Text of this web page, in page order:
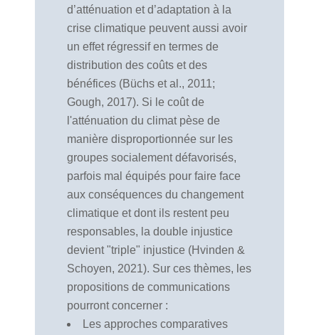
d’atténuation et d’adaptation à la
crise climatique peuvent aussi avoir
un effet régressif en termes de
distribution des coûts et des
bénéfices (Büchs et al., 2011;
Gough, 2017). Si le coût de
l'atténuation du climat pèse de
manière disproportionnée sur les
groupes socialement défavorisés,
parfois mal équipés pour faire face
aux conséquences du changement
climatique et dont ils restent peu
responsables, la double injustice
devient "triple" injustice (Hvinden &
Schoyen, 2021). Sur ces thèmes, les
propositions de communications
pourront concerner :
Les approches comparatives